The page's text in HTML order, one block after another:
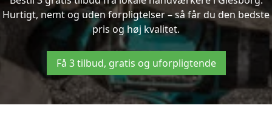
Hurtigt, nemt og uden forpligtelser – så får du den bedste
pris og høj kvalitet.
Få 3 tilbud, gratis og uforpligtende